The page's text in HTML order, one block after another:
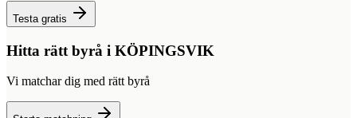
Testa gratis
Hitta rätt byrå i KÖPINGSVIK
Vi matchar dig med rätt byrå